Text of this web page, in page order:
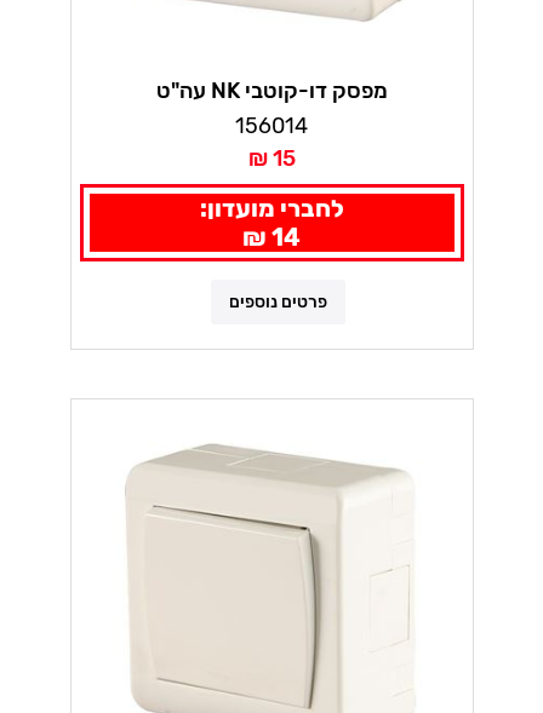
מפסק דו-קוטבי NK עה"ט
156014
15 ₪
לחברי מועדון:
14 ₪
פרטים נוספים